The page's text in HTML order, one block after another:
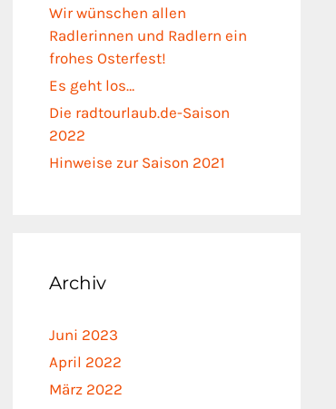
Wir wünschen allen
Radlerinnen und Radlern ein
frohes Osterfest!
Es geht los…
Die radtourlaub.de-Saison
2022
Hinweise zur Saison 2021
Archiv
Juni 2023
April 2022
März 2022